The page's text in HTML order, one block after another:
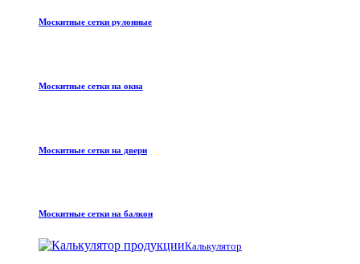
Москитные сетки рулонные
Москитные сетки на окна
Москитные сетки на двери
Москитные сетки на балкон
Калькулятор